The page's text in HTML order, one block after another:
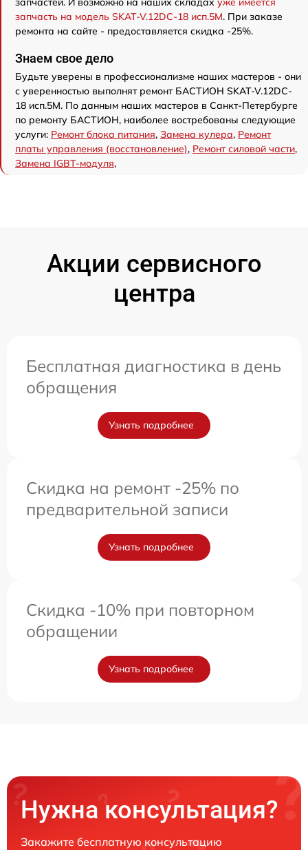
запчасть на модель SKAT-V.12DC-18 исп.5М. При заказе
ремонта на сайте - предоставляется скидка -25%.
Знаем свое дело
Будьте уверены в профессионализме наших мастеров - они
с уверенностью выполнят ремонт БАСТИОН SKAT-V.12DC-
18 исп.5М. По данным наших мастеров в Санкт-Петербурге
по ремонту БАСТИОН, наиболее востребованы следующие
услуги: Ремонт блока питания, Замена кулера, Ремонт
платы управления (восстановление), Ремонт силовой части,
Замена IGBT-модуля,
Акции сервисного
центра
Бесплатная диагностика в день
обращения
Узнать подробнее
Скидка на ремонт -25% по
предварительной записи
Узнать подробнее
Скидка -10% при повторном
обращении
Узнать подробнее
Нужна консультация?
Закажите бесплатную консультацию